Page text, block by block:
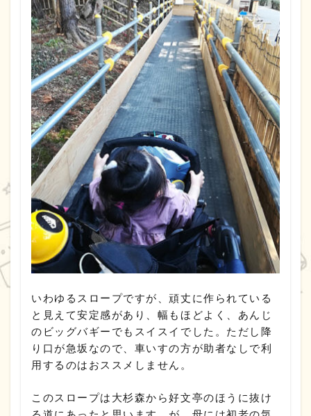
いわゆるスロープですが、頑丈に作られている
と見えて安定感があり、幅もほどよく、あんじ
のビッグバギーでもスイスイでした。ただし降
り口が急坂なので、車いすの方が助者なしで利
用するのはおススメしません。
このスロープは大杉森から好文亭のほうに抜け